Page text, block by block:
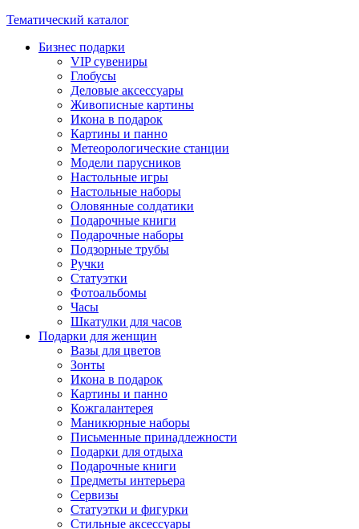
Тематический каталог
Бизнес подарки
VIP сувениры
Глобусы
Деловые аксессуары
Живописные картины
Икона в подарок
Картины и панно
Метеорологические станции
Модели парусников
Настольные игры
Настольные наборы
Оловянные солдатики
Подарочные книги
Подарочные наборы
Подзорные трубы
Ручки
Статуэтки
Фотоальбомы
Часы
Шкатулки для часов
Подарки для женщин
Вазы для цветов
Зонты
Икона в подарок
Картины и панно
Кожгалантерея
Маникюрные наборы
Письменные принадлежности
Подарки для отдыха
Подарочные книги
Предметы интерьера
Сервизы
Статуэтки и фигурки
Стильные аксессуары